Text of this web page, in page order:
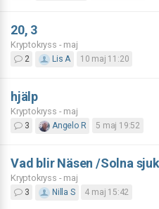
20, 3
Kryptokryss - maj
2 Lis A 10 maj 11:20
hjälp
Kryptokryss - maj
3 Angelo R 5 maj 19:52
Vad blir Näsen /Solna
Kryptokryss - maj
3 Nilla S 4 maj 15:42